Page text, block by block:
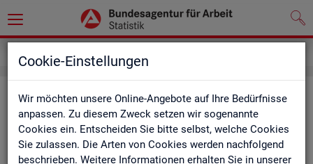
Cookie-Einstellungen
Wir möchten unsere Online-Angebote auf Ihre Bedürfnisse
anpassen. Zu diesem Zweck setzen wir sogenannte
Cookies ein. Entscheiden Sie bitte selbst, welche Cookies
Sie zulassen. Die Arten von Cookies werden nachfolgend
beschrieben. Weitere Informationen erhalten Sie in unserer
Wei­te­re Sta­tis­tik­an­ge­bo­te
Hier er­hal­ten Sie eine Aus­wahl wei­te­rer Sta­tis­tik­an­ge­bo­te an­
de­rer In­sti­tu­tio­nen: